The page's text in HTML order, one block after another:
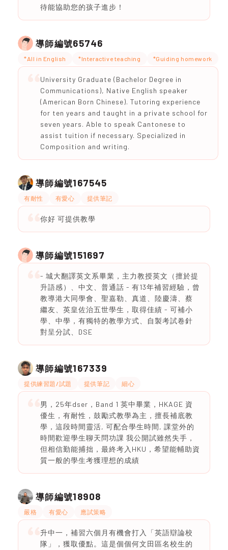
待能協助您的孩子進步！
導師編號65746
*All in English *Interactive teaching *Guiding homework
University Graduate (Bachelor Degree in
Communications), Native English speaker
(American Born Chinese). Tutoring experience
for ten years and taught in a private school for
seven years. Able to speak Cantonese to
assist tuition if necessary. Specialized in
Composition and writing.
導師編號167545
有耐性 有愛心 提供筆記
你好 可提供教學
導師編號151697
- 城大翻譯英文系畢業，主力教授英文（擅於提
升語感）、中文、普通話 - 有13年補習經驗，曾
教導港大同學會、聖嘉勒、真道、陸慶濤、蔡
繼友、英皇佐治五世學生，取得佳績 - 可補小
學、中學，有獨特的教學方式、自製考試卷針
對呈分試、DSE
導師編號167339
提供練習題/試題 提供筆記 細心
男，25年dser，Band 1 英中畢業，HKAGE 資
優生，有耐性，鼓勵式教學為主，擅長補底教
學，這段時間靈活, 可配合學生時間, 課堂外的
時間歡迎學生聊天問功課 我公開試雖然失手，
但相信勤能捕拙，最終考入HKU，希望能輔助資
質一般的學生考獲理想的成績
導師編號18908
嚴格 有愛心 應試策略
升中一，補習六個月有機會打入「英語辯論校
隊」，獲取優點。這是個個何文田區名校生的